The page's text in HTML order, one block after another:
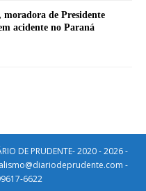
moradora de Presidente
acidente no Paraná
DE PRUDENTE- 2020 - 2026 -
-
6622